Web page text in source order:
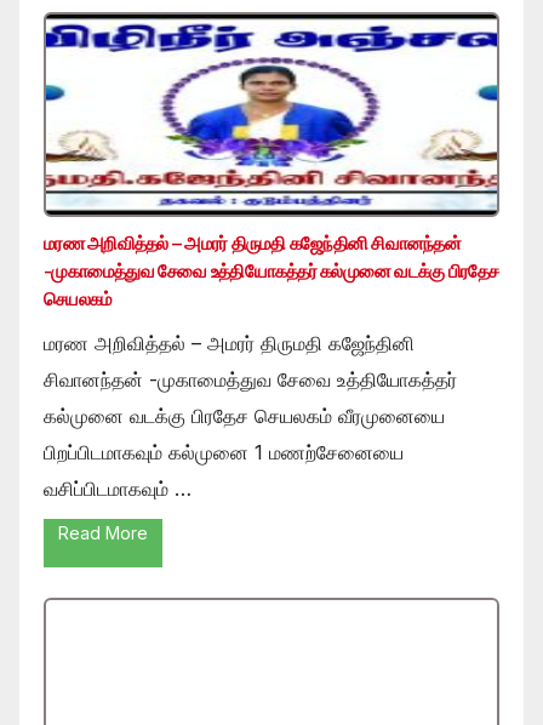
மரண அறிவித்தல் – அமரர் திருமதி கஜேந்தினி சிவானந்தன்
-முகாமைத்துவ சேவை உத்தியோகத்தர் கல்முனை வடக்கு பிரதேச
செயலகம்
மரண அறிவித்தல் – அமரர் திருமதி கஜேந்தினி
சிவானந்தன் -முகாமைத்துவ சேவை உத்தியோகத்தர்
கல்முனை வடக்கு பிரதேச செயலகம் வீரமுனையை
பிறப்பிடமாகவும் கல்முனை 1 மணற்சேனையை
வசிப்பிடமாகவும் …
Read More